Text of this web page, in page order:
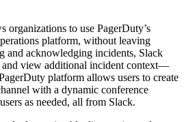
organizations to use PagerDuty’s
platform, without leaving
and acknowledging incidents, Slack
and view additional incident context—
platform allows users to create
with a dynamic conference
as needed, all from Slack.